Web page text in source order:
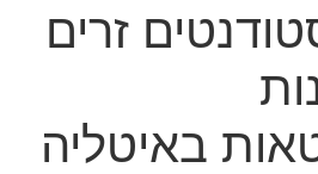
זרים
באיטליה